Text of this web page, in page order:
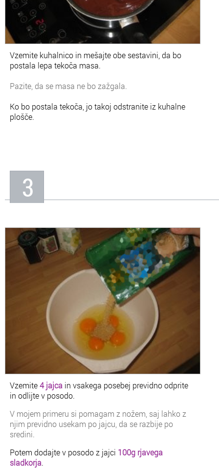
Vzemite kuhalnico in mešajte obe sestavini, da bo
postala lepa tekoča masa.
Pazite, da se masa ne bo zažgala.
Ko bo postala tekoča, jo takoj odstranite iz kuhalne
plošče.
3
Vzemite4 jajca in vsakega posebej previdno odprite
in odlijte v posodo.
V mojem primeru si pomagam z nožem, saj lahko z
njim previdno usekam po jajcu, da se razbije po
sredini.
Potem dodajte v posodo z jajci 100g rjavega
sladkorja.